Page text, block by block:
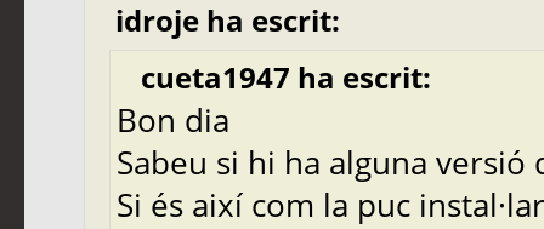
idroje ha escrit:
cueta1947 ha escrit:
Bon dia
Sabeu si hi ha alguna versió
Si és així com la puc